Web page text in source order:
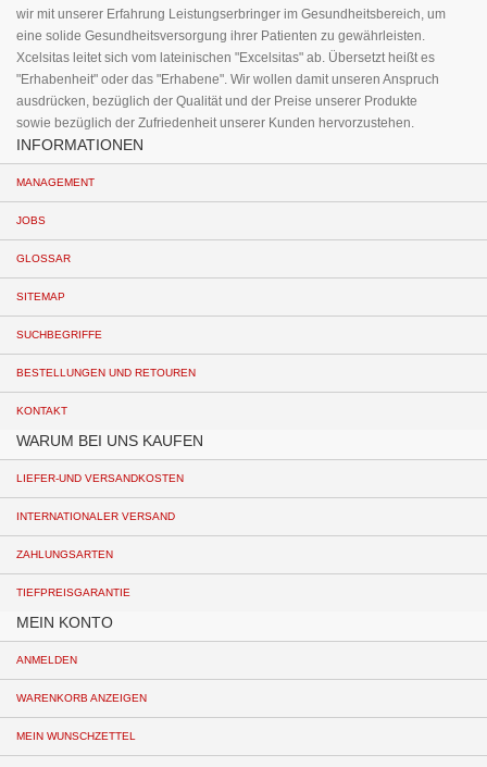
wir mit unserer Erfahrung Leistungserbringer im Gesundheitsbereich, um
eine solide Gesundheitsversorgung ihrer Patienten zu gewährleisten.
Xcelsitas leitet sich vom lateinischen "Excelsitas" ab. Übersetzt heißt es
"Erhabenheit" oder das "Erhabene". Wir wollen damit unseren Anspruch
ausdrücken, bezüglich der Qualität und der Preise unserer Produkte
sowie bezüglich der Zufriedenheit unserer Kunden hervorzustehen.
INFORMATIONEN
MANAGEMENT
JOBS
GLOSSAR
SITEMAP
SUCHBEGRIFFE
BESTELLUNGEN UND RETOUREN
KONTAKT
WARUM BEI UNS KAUFEN
LIEFER-UND VERSANDKOSTEN
INTERNATIONALER VERSAND
ZAHLUNGSARTEN
TIEFPREISGARANTIE
MEIN KONTO
ANMELDEN
WARENKORB ANZEIGEN
MEIN WUNSCHZETTEL